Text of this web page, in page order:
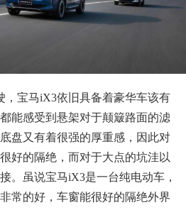
，宝马iX3依旧具备着豪华车该有
能感受到悬架对于颠簸路面的滤
盘又有着很强的厚重感，因此对
好的隔绝，而对于大点的坑洼以
。虽说宝马iX3是一台纯电动车，
常的好，车窗能很好的隔绝外界